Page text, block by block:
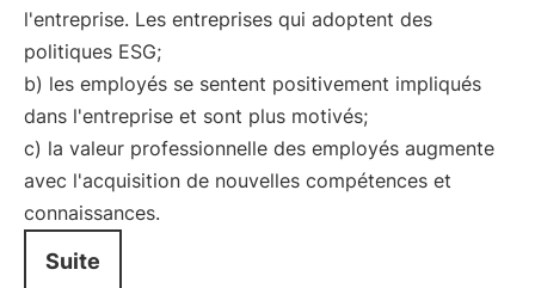
l'entreprise. Les entreprises qui adoptent des
politiques ESG;
b) les employés se sentent positivement impliqués
dans l'entreprise et sont plus motivés;
c) la valeur professionnelle des employés augmente
avec l'acquisition de nouvelles compétences et
connaissances.
Suite